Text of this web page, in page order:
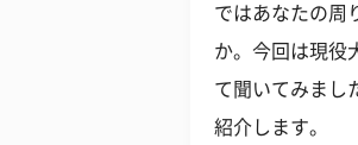
ではあなたの周
か。今回は現役
て聞いてみまし
紹介します。